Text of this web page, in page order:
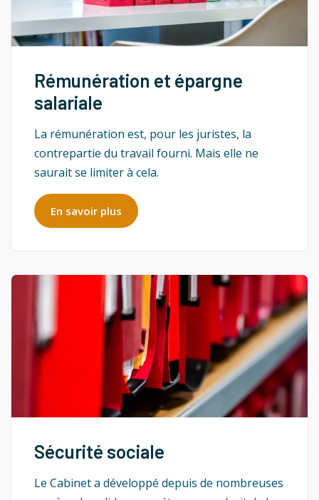
Rémunération et épargne
salariale
La rémunération est, pour les juristes, la
contrepartie du travail fourni. Mais elle ne
saurait se limiter à cela.
En savoir plus
Sécurité sociale
Le Cabinet a développé depuis de nombreuses